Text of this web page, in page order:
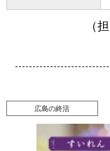
（
広島の終活